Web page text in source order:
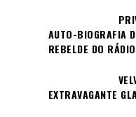
AUTO-BIOGRAFIA
REBELDE DO RÁDIO
EXTRAVAGANTE